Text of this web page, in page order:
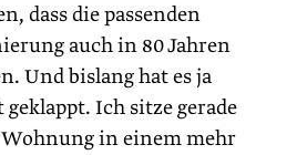
dass die passenden
auch in 80 Jahren
Und bislang hat es ja
Ich sitze gerade
in einem mehr